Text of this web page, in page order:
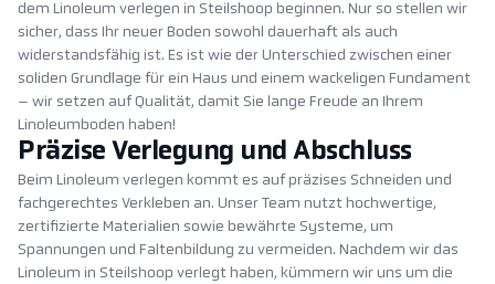
dem Linoleum verlegen in Steilshoop beginnen. Nur so stellen wir
sicher, dass Ihr neuer Boden sowohl dauerhaft als auch
widerstandsfähig ist. Es ist wie der Unterschied zwischen einer
soliden Grundlage für ein Haus und einem wackeligen Fundament
– wir setzen auf Qualität, damit Sie lange Freude an Ihrem
Linoleumboden haben!
Präzise Verlegung und Abschluss
Beim Linoleum verlegen kommt es auf präzises Schneiden und
fachgerechtes Verkleben an. Unser Team nutzt hochwertige,
zertifizierte Materialien sowie bewährte Systeme, um
Spannungen und Faltenbildung zu vermeiden. Nachdem wir das
Linoleum in Steilshoop verlegt haben, kümmern wir uns um die